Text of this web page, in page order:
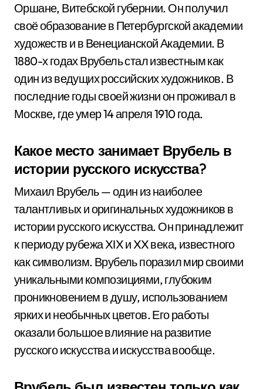
Оршане, Витебской губернии. Он получил
своё образование в Петербургской академии
художеств и в Венецианской Академии. В
1880-х годах Врубель стал известным как
один из ведущих российских художников. В
последние годы своей жизни он проживал в
Москве, где умер 14 апреля 1910 года.
Какое место занимает Врубель в
истории русского искусства?
Михаил Врубель — один из наиболее
талантливых и оригинальных художников в
истории русского искусства. Он принадлежит
к периоду рубежа XIX и XX века, известного
как символизм. Врубель поразил мир своими
уникальными композициями, глубоким
проникновением в душу, использованием
ярких и необычных цветов. Его работы
оказали большое влияние на развитие
русского искусства и искусства вообще.